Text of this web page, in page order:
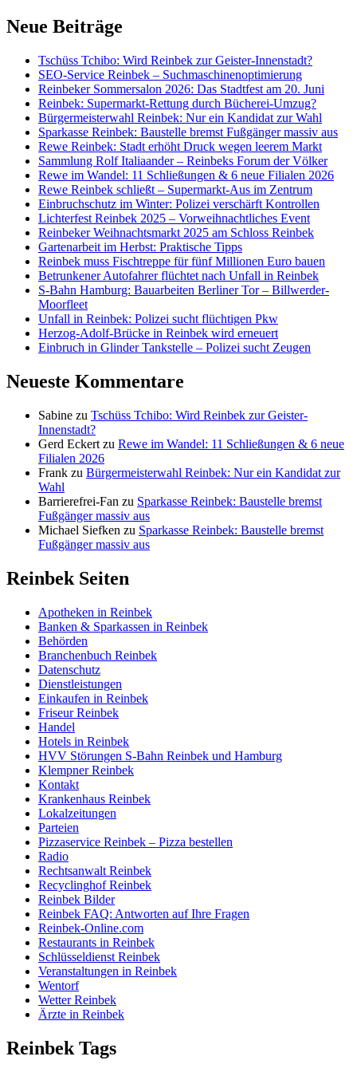
Neue Beiträge
Tschüss Tchibo: Wird Reinbek zur Geister-Innenstadt?
SEO-Service Reinbek – Suchmaschinenoptimierung
Reinbeker Sommersalon 2026: Das Stadtfest am 20. Juni
Reinbek: Supermarkt-Rettung durch Bücherei-Umzug?
Bürgermeisterwahl Reinbek: Nur ein Kandidat zur Wahl
Sparkasse Reinbek: Baustelle bremst Fußgänger massiv aus
Rewe Reinbek: Stadt erhöht Druck wegen leerem Markt
Sammlung Rolf Italiaander – Reinbeks Forum der Völker
Rewe im Wandel: 11 Schließungen & 6 neue Filialen 2026
Rewe Reinbek schließt – Supermarkt-Aus im Zentrum
Einbruchschutz im Winter: Polizei verschärft Kontrollen
Lichterfest Reinbek 2025 – Vorweihnachtliches Event
Reinbeker Weihnachtsmarkt 2025 am Schloss Reinbek
Gartenarbeit im Herbst: Praktische Tipps
Reinbek muss Fischtreppe für fünf Millionen Euro bauen
Betrunkener Autofahrer flüchtet nach Unfall in Reinbek
S-Bahn Hamburg: Bauarbeiten Berliner Tor – Billwerder-
Moorfleet
Unfall in Reinbek: Polizei sucht flüchtigen Pkw
Herzog-Adolf-Brücke in Reinbek wird erneuert
Einbruch in Glinder Tankstelle – Polizei sucht Zeugen
Neueste Kommentare
Sabine zu Tschüss Tchibo: Wird Reinbek zur Geister-
Innenstadt?
Gerd Eckert zu Rewe im Wandel: 11 Schließungen & 6 neue
Filialen 2026
Frank zu Bürgermeisterwahl Reinbek: Nur ein Kandidat zur
Wahl
Barrierefrei-Fan zu Sparkasse Reinbek: Baustelle bremst
Fußgänger massiv aus
Michael Siefken zu Sparkasse Reinbek: Baustelle bremst
Fußgänger massiv aus
Reinbek Seiten
Apotheken in Reinbek
Banken & Sparkassen in Reinbek
Behörden
Branchenbuch Reinbek
Datenschutz
Dienstleistungen
Einkaufen in Reinbek
Friseur Reinbek
Handel
Hotels in Reinbek
HVV Störungen S-Bahn Reinbek und Hamburg
Klempner Reinbek
Kontakt
Krankenhaus Reinbek
Lokalzeitungen
Parteien
Pizzaservice Reinbek – Pizza bestellen
Radio
Rechtsanwalt Reinbek
Recyclinghof Reinbek
Reinbek Bilder
Reinbek FAQ: Antworten auf Ihre Fragen
Reinbek-Online.com
Restaurants in Reinbek
Schlüsseldienst Reinbek
Veranstaltungen in Reinbek
Wentorf
Wetter Reinbek
Ärzte in Reinbek
Reinbek Tags